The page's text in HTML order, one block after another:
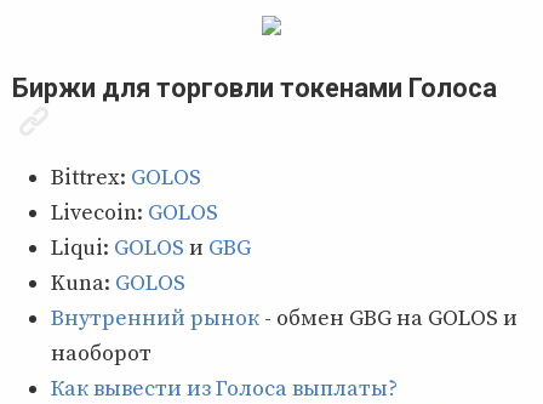
Биржи для торговли токенами Голоса
Bittrex: GOLOS
Livecoin: GOLOS
Liqui: GOLOS и GBG
Kuna: GOLOS
Внутренний рынок - обмен GBG на GOLOS и
наоборот
Как вывести из Голоса выплаты?